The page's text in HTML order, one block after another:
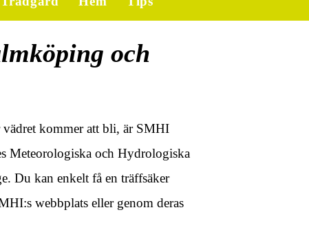
och
kommer att bli, är SMHI
Meteorologiska och Hydrologiska
Du kan enkelt få en träffsäker
webbplats eller genom deras